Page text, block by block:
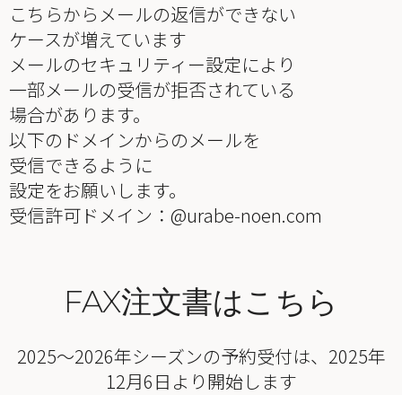
こちらからメールの返信ができない
ケースが増えています
メールのセキュリティー設定により
一部メールの受信が拒否されている
場合があります。
以下のドメインからのメールを
受信できるように
設定をお願いします。
受信許可ドメイン：@urabe-noen.com
FAX注文書はこちら
2025〜2026年シーズンの予約受付は、2025年
12月6日より開始します